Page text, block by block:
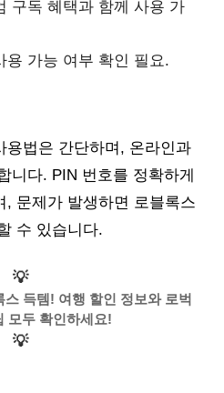
구독 혜택과 함께 사용 가
용 가능 여부 확인 필요.
용법은 간단하며, 온라인과
니다. PIN 번호를 정확하게
, 문제가 발생하면 로블록스
수 있습니다.
💡
득템! 여행 할인 정보와 로벅
모두 확인하세요!
💡